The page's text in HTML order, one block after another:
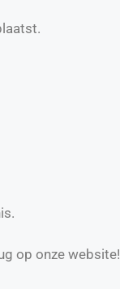
op onze website!